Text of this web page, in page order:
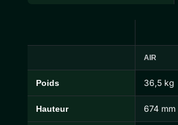
Dimensions et poids du CenTIG Pro
AIR
Poids 36,5 kg
Hauteur 674 mm